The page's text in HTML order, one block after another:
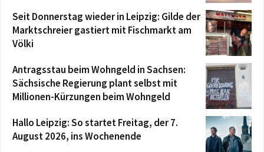
Seit Donnerstag wieder in Leipzig: Gilde der
Marktschreier gastiert mit Fischmarkt am
Völki
Antragsstau beim Wohngeld in Sachsen:
Sächsische Regierung plant selbst mit
Millionen-Kürzungen beim Wohngeld
Hallo Leipzig: So startet Freitag, der 7.
August 2026, ins Wochenende